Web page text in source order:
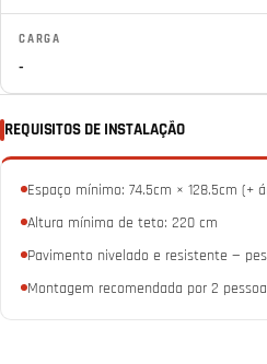
CARGA
-
REQUISITOS DE INSTALAÇÃO
Espaço mínimo: 74.5cm × 128.5cm
Altura mínima de teto: 220 cm
Pavimento nivelado e resistente —
Montagem recomendada por 2